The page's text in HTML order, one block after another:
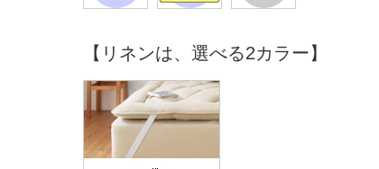
【リネンは、選べる2カラー】